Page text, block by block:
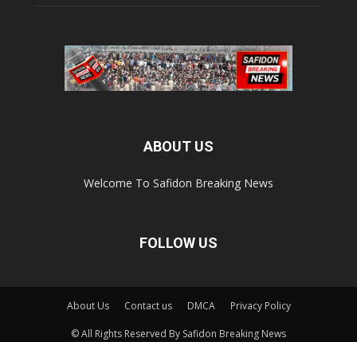
ABOUT US
Welcome To Safidon Breaking News
FOLLOW US
About Us Contact us DMCA Privacy Policy
© All Rights Reserved By Safidon Breaking News